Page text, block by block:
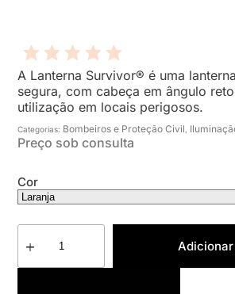
A Lanterna Survivor® é uma
segura, com cabeça em ângulo
utilização em locais perigosos.
Categorias: Bombeiros e Proteção Civil,
Preço sob consulta
Cor
Adicionar